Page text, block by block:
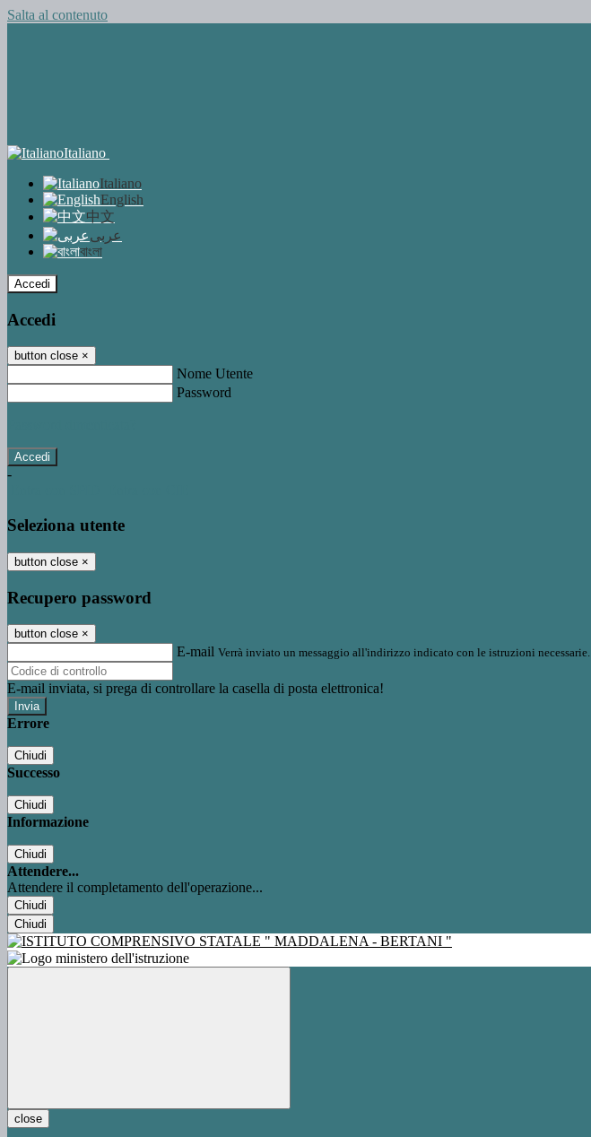
Salta al contenuto
Italiano
Italiano
English
中文
عربى
বাংলা
Accedi
Accedi
button close ×
Nome Utente
Password
-
Seleziona utente
button close ×
Recupero password
button close ×
E-mail Verrà inviato un messaggio all'indirizzo indicato con le istruzioni necessarie.
E-mail inviata, si prega di controllare la casella di posta elettronica!
Errore
Chiudi
Successo
Chiudi
Informazione
Chiudi
Attendere...
Attendere il completamento dell'operazione...
Chiudi
Chiudi
close